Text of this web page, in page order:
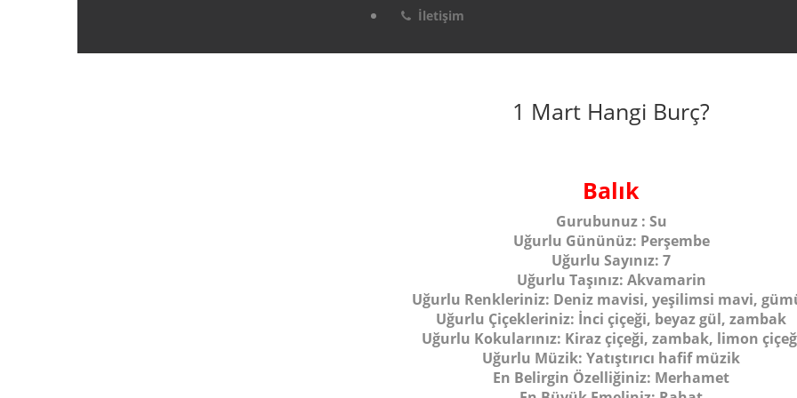
İletişim
1 Mart Hangi Burç?
Balık
Gurubunuz : Su
Uğurlu Gününüz: Perşembe
Uğurlu Sayınız: 7
Uğurlu Taşınız: Akvamarin
Uğurlu Renkleriniz: Deniz mavisi, yeşilimsi mavi,
Uğurlu Çiçekleriniz: İnci çiçeği, beyaz gül, zambak
Uğurlu Kokularınız: Kiraz çiçeği, zambak, limon
Uğurlu Müzik: Yatıştırıcı hafif müzik
En Belirgin Özelliğiniz: Merhamet